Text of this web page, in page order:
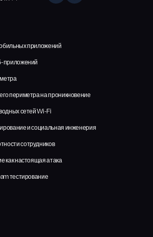
приложений
приложений
периметра на проникновение
сетей Wi-Fi
и социальная инженерия
сотрудников
как настоящая атака
тестирование